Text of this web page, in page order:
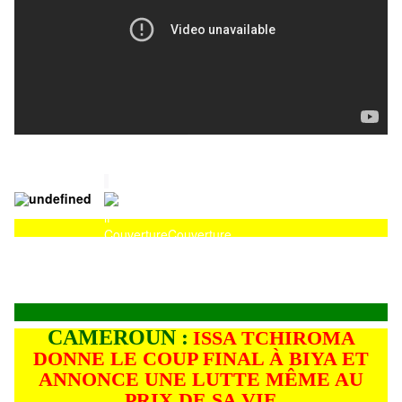
CouvertureCouverture
CAMEROUN : ISSA TCHIROMA
DONNE LE COUP FINAL À BIYA ET
ANNONCE UNE LUTTE MÊME AU